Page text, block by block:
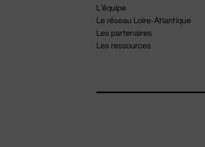
L'équipe
Le réseau Loire-Atlantique
Les partenaires
Les ressources